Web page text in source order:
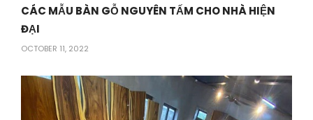
CÁC MẪU BÀN GỖ NGUYÊN TẤM CHO NHÀ HIỆN
ĐẠI
OCTOBER 11, 2022